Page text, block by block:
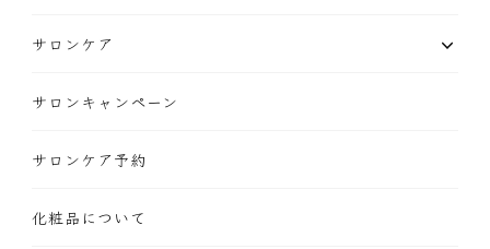
サロンケア
サロンキャンペーン
サロンケア予約
化粧品について